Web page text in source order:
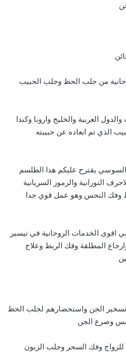
من جلب الحظ وجلب الحبيب
العربية والخليج واروبا وكندا
الذي تم ابعاده عن حبيبته
السوسي يقترح عليكم هذا الطلسم
النورانية والرموز السريانية
وفك النحس وهو عمل قوي جدا
اقوى الخدمات الروحانية في تيسير
المطلقة وفك الربط وعلاج
تسخير الجن واستحضارهم لجلب الحظ
وصرع الجن
وفك السحر وجلب الزبون